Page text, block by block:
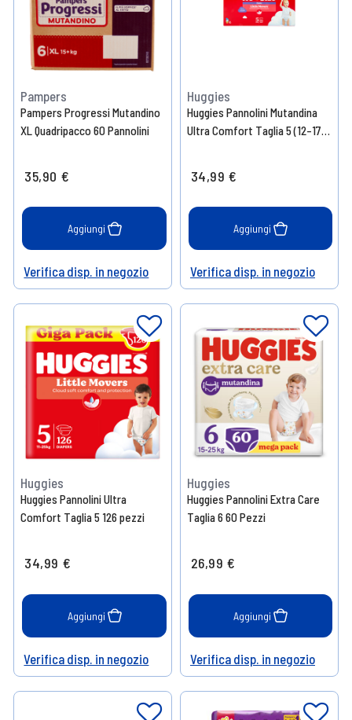
Pampers
Pampers Progressi Mutandino
XL Quadripacco 60 Pannolini
35,90 €
Aggiungi
Help
Verifica disp. in negozio
Huggies
Huggies Pannolini Mutandina
Ultra Comfort Taglia 5 (12-17
34,99 €
Aggiungi
Help
Verifica disp. in negozio
Huggies
Huggies Pannolini Ultra
Comfort Taglia 5 126 pezzi
34,99 €
Aggiungi
Help
Verifica disp. in negozio
Huggies
Huggies Pannolini Extra Care
Taglia 6 60 Pezzi
26,99 €
Aggiungi
Help
Verifica disp. in negozio